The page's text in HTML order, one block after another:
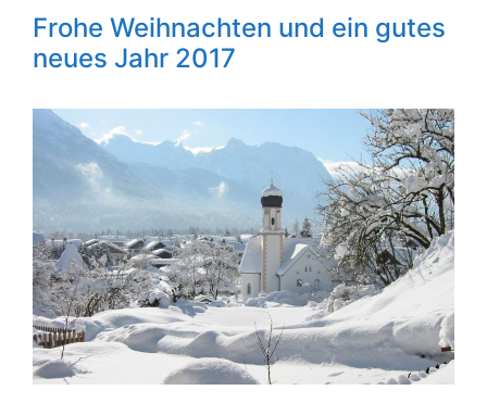
Frohe Weihnachten und ein gutes
neues Jahr 2017